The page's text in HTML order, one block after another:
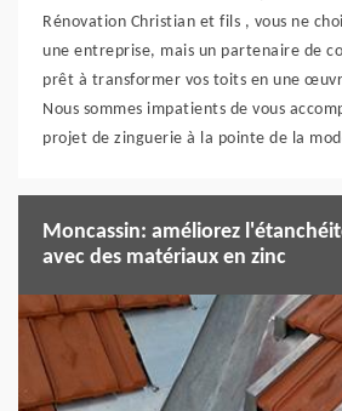
Rénovation Christian et fils , vous ne
une entreprise, mais un partenaire de
prêt à transformer vos toits en une
Nous sommes impatients de vous
projet de zinguerie à la pointe de la
Moncassin: améliorez
avec des matériaux en zinc